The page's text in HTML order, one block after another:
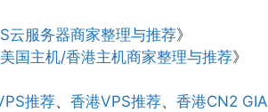
云服务器商家整理与推荐》
国主机/香港主机商家整理与推荐》
推荐、 香港VPS推荐、 香港CN2 GIA